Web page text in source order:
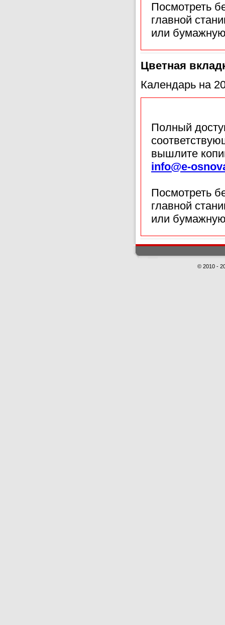
Посмотреть
главной
или
Цветная
Календарь на
Полный
вышлите
info@e-
Посмотреть
главной
или
© 2010 -